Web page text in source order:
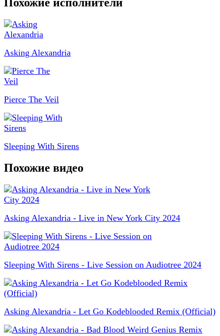
Asking Alexandria
Pierce The Veil
Sleeping With Sirens
Похожие видео
Asking Alexandria - Live in New York City 2024
Sleeping With Sirens - Live Session on Audiotree 2024
Asking Alexandria - Let Go Kodeblooded Remix (Official)